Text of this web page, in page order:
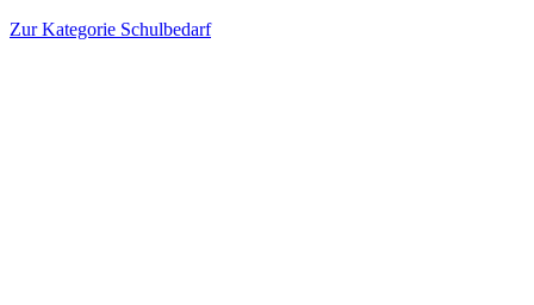
Zur Kategorie Schulbedarf